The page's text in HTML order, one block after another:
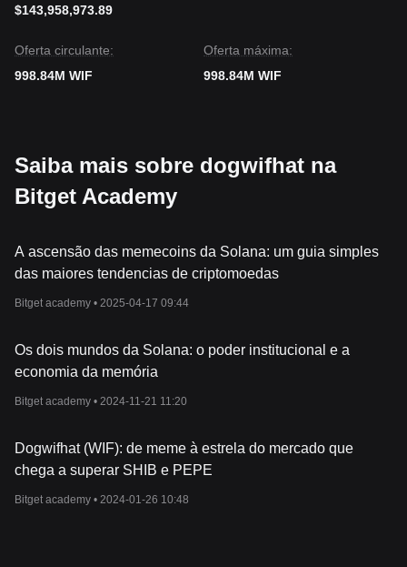
$143,958,973.89
Oferta circulante:
998.84M WIF
Oferta máxima:
998.84M WIF
Saiba mais sobre dogwifhat na
Bitget Academy
A ascensão das memecoins da Solana: um guia simples
das maiores tendencias de criptomoedas
Bitget academy • 2025-04-17 09:44
Os dois mundos da Solana: o poder institucional e a
economia da memória
Bitget academy • 2024-11-21 11:20
Dogwifhat (WIF): de meme à estrela do mercado que
chega a superar SHIB e PEPE
Bitget academy • 2024-01-26 10:48